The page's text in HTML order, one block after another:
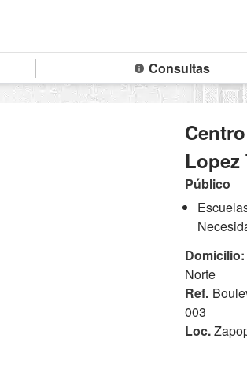
Consultas
Lopez
Público
Domicilio:
Norte
Ref.
003
Loc.